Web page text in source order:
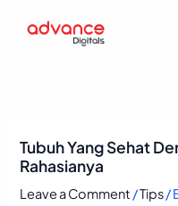
Tubuh Yang Sehat
Rahasianya
Leave a Comment /Tips/